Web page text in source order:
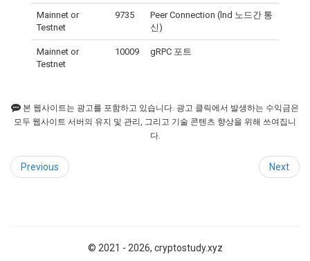
Mainnet or
Testnet
9735
Peer Connection (lnd 노드간 통
신)
Mainnet or
Testnet
10009 gRPC 포트
본 웹사이트는 광고를 포함하고 있습니다. 광고 클릭에서 발생하는 수익금은
모두 웹사이트 서버의 유지 및 관리, 그리고 기술 콘텐츠 향상을 위해 쓰여집니
다.
Previous Next
© 2021 - 2026, cryptostudy.xyz